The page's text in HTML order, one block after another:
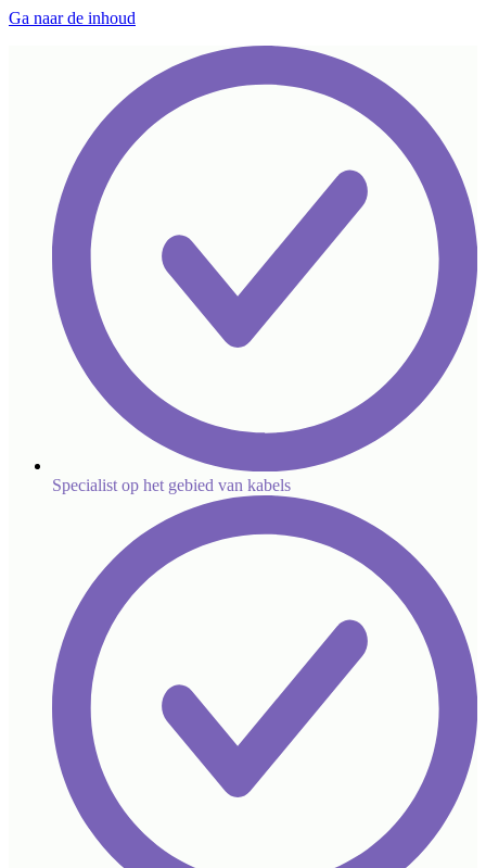
Ga naar de inhoud
Specialist op het gebied van kabels